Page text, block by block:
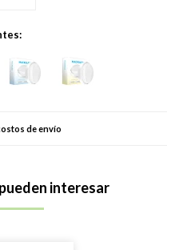
de envío
interesar